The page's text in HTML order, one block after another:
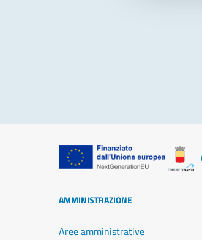
AMMINISTRAZIONE
Aree amministrative